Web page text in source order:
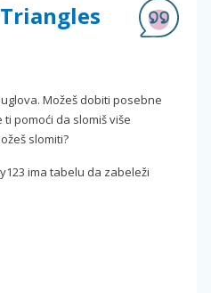
Možeš dobiti posebne
pomoći da slomiš više
slomiti?
ima tabelu da zabeleži